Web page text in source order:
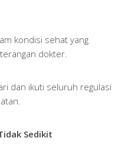
kondisi sehat yang
dokter.
dan ikuti seluruh regulasi
Sedikit